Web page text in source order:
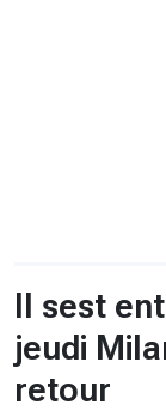
Il sest
jeudi
retour